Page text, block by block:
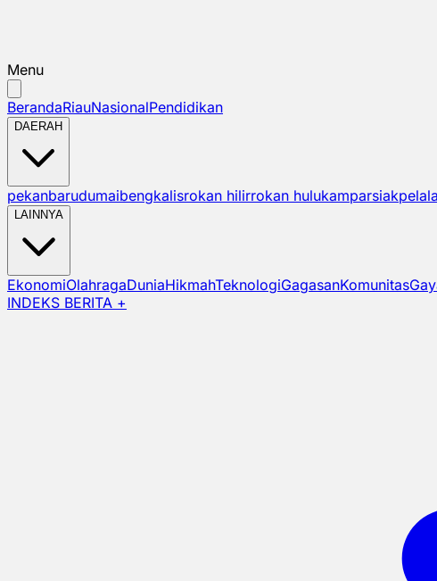
Menu
BerandaRiauNasionalPendidikan
DAERAH
pekanbarudumaibengkalisrokan hilirrokan hulukamparsiak
LAINNYA
EkonomiOlahragaDuniaHikmahTeknologiGagasanKomunitas
INDEKS BERITA +